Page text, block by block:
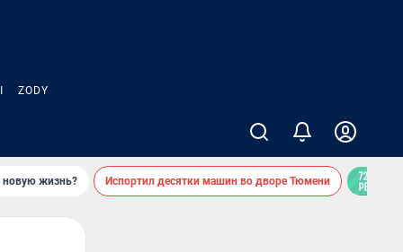
ZODY
новую жизнь? Испортил десятки машин во дворе Тюмени